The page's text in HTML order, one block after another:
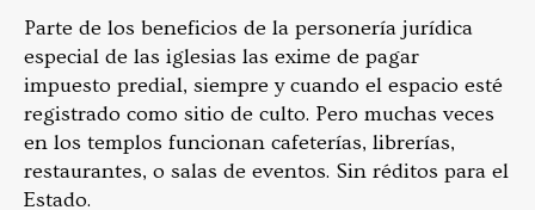
Parte de los beneficios de la personería jurídica
especial de las iglesias las exime de pagar
impuesto predial, siempre y cuando el espacio esté
registrado como sitio de culto. Pero muchas veces
en los templos funcionan cafeterías, librerías,
restaurantes, o salas de eventos. Sin réditos para el
Estado.